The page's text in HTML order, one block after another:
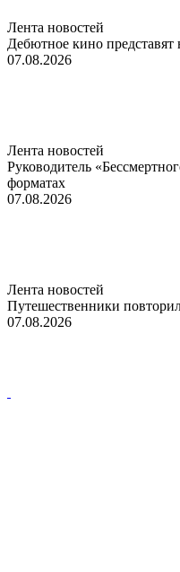
Лента новостей
Дебютное кино представят
07.08.2026
Лента новостей
Руководитель
форматах
07.08.2026
Лента новостей
Путешественники
07.08.2026